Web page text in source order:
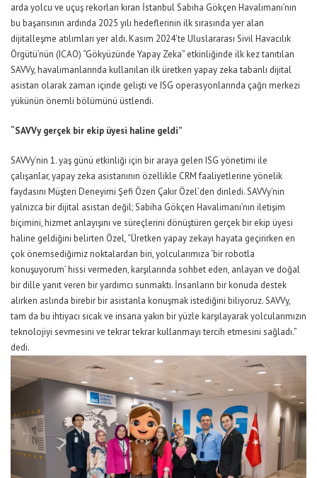
arda yolcu ve uçuş rekorları kıran İstanbul Sabiha Gökçen Havalimanı’nın
bu başarısının ardında 2025 yılı hedeflerinin ilk sırasında yer alan
dijitalleşme atılımları yer aldı. Kasım 2024’te Uluslararası Sivil Havacılık
Örgütü’nün (ICAO) “Gökyüzünde Yapay Zeka” etkinliğinde ilk kez tanıtılan
SAVVy, havalimanlarında kullanılan ilk üretken yapay zeka tabanlı dijital
asistan olarak zaman içinde gelişti ve ISG operasyonlarında çağrı merkezi
yükünün önemli bölümünü üstlendi.
“SAVVy gerçek bir ekip üyesi haline geldi”
SAVVy’nin 1. yaş günü etkinliği için bir araya gelen ISG yönetimi ile
çalışanlar, yapay zeka asistanının özellikle CRM faaliyetlerine yönelik
faydasını Müşteri Deneyimi Şefi Özen Çakır Özel’den dinledi. SAVVy’nin
yalnızca bir dijital asistan değil; Sabiha Gökçen Havalimanı’nın iletişim
biçimini, hizmet anlayışını ve süreçlerini dönüştüren gerçek bir ekip üyesi
haline geldiğini belirten Özel, “Üretken yapay zekayı hayata geçirirken en
çok önemsediğimiz noktalardan biri, yolcularımıza ‘bir robotla
konuşuyorum’ hissi vermeden, karşılarında sohbet eden, anlayan ve doğal
bir dille yanıt veren bir yardımcı sunmaktı. İnsanların bir konuda destek
alırken aslında birebir bir asistanla konuşmak istediğini biliyoruz. SAVVy,
tam da bu ihtiyacı sıcak ve insana yakın bir yüzle karşılayarak yolcularımızın
teknolojiyi sevmesini ve tekrar tekrar kullanmayı tercih etmesini sağladı.”
dedi.